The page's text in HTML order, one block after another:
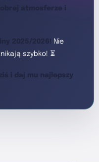
atmosferze i
2025/2026!
Nie
szybko! ⏳
i daj mu najlepszy